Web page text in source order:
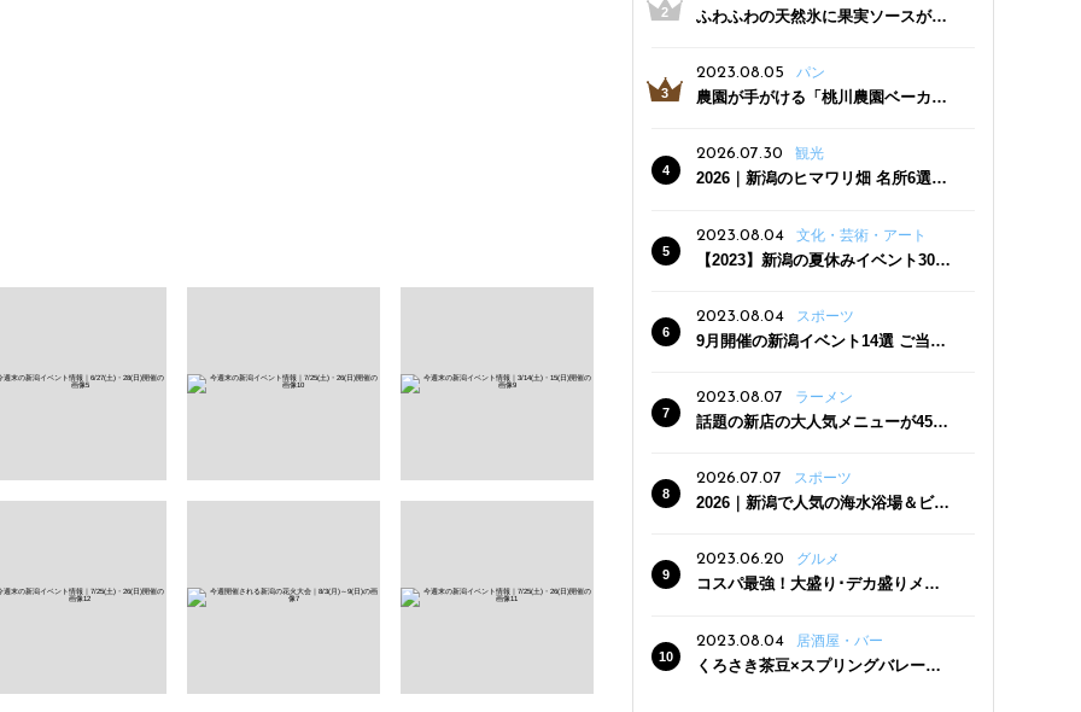
ふわふわの天然氷に果実ソースがた
三条駅近くにオープン
2023.08.05 パン
農園が手がける「桃川農園ベーカリ
った焼きたてパンのほか、ジェラー
トやスムージーも
2026.07.30 観光
2026｜新潟のヒマワリ畑 名所6選
2023.08.04
文化・芸術・アート
【2023】新潟の夏休みイベント30
2023.08.04
スポーツ
9月開催の新潟イベント14選 ご当地
2023.08.07 ラーメン
話題の新店の大人気メニューが450
クーポン登場
2026.07.07 スポーツ
2026｜新潟で人気の海水浴場＆ビー
2023.06.20
グルメ
コスパ最強！大盛り･デカ盛りメニ
2023.08.04
居酒屋・バー
くろさき茶豆×スプリングバレー豊